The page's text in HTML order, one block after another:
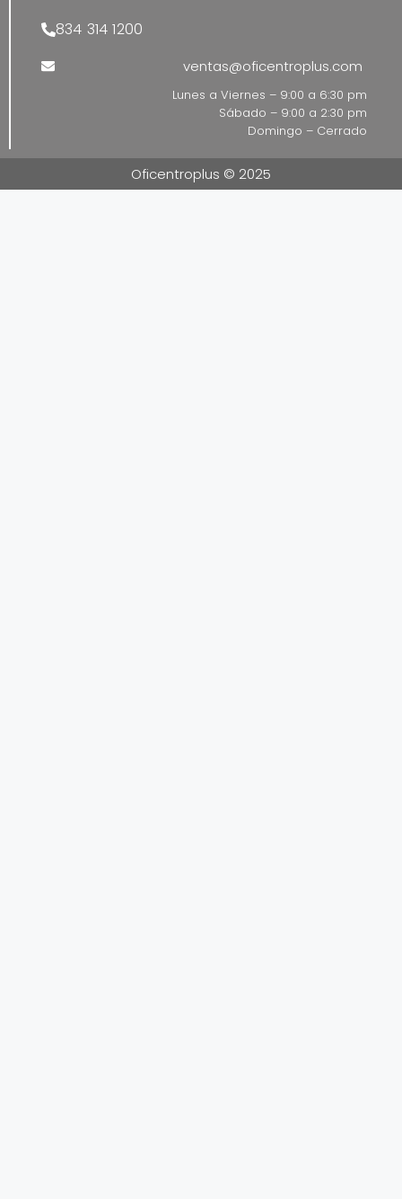
834 314 1200
ventas@oficentroplus.com
Lunes a Viernes – 9:00 a 6:30 pm
Sábado – 9:00 a 2:30 pm
Domingo – Cerrado
Oficentroplus © 2025